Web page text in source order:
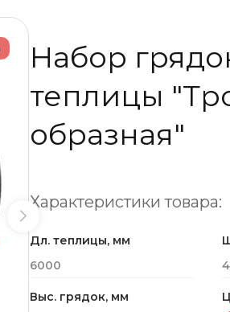
Набор
теплицы
образная"
Характеристики товара:
Дл. теплицы, мм
6000
Выс. грядок, мм